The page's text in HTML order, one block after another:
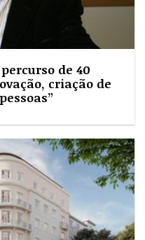
de 40
criação de